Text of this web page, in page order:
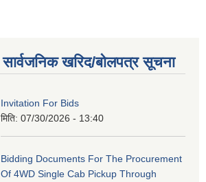
सार्वजनिक खरिद/बोलपत्र सूचना
Invitation For Bids
मिति: 07/30/2026 - 13:40
Bidding Documents For The Procurement
Of 4WD Single Cab Pickup Through